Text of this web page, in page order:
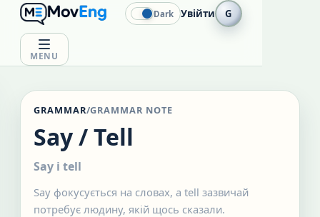
MENU
Dark Увійти G
GRAMMAR/GRAMMAR NOTE
Say / Tell
Say і tell
Say фокусується на словах, а tell зазвичай
потребує людину, якій щось сказали.